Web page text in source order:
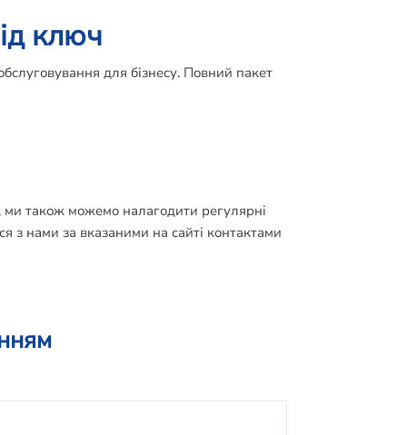
ключ
для бізнесу. Повний пакет
також можемо налагодити регулярні
з нами за вказаними на сайті контактами